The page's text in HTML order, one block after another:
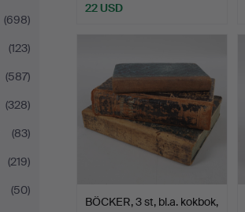
(698)
(123)
(587)
(328)
(83)
(219)
(50)
22 USD
BÖCKER, 3 st, bl.a. kokbok,